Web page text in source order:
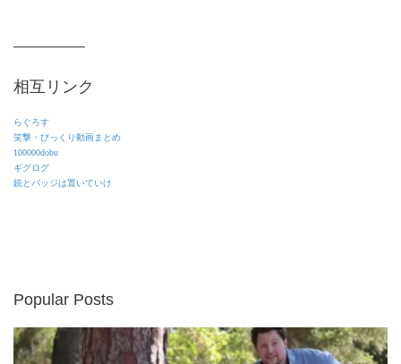
相互リンク
らぐろす
笑撃・びっくり動画まとめ
100000dobu
ギグログ
銃とバッジは置いていけ
Popular Posts